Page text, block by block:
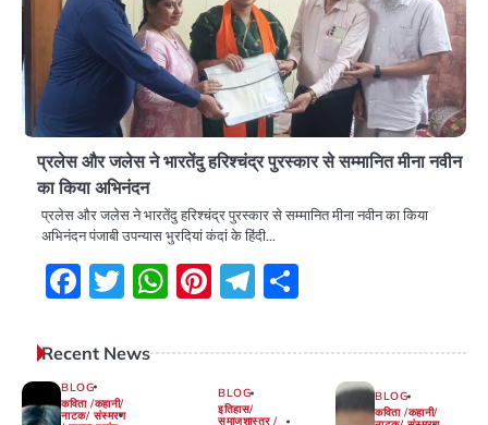
प्रलेस और जलेस ने भारतेंदु हरिश्चंद्र पुरस्कार से सम्मानित मीना नवीन
का किया अभिनंदन
प्रलेस और जलेस ने भारतेंदु हरिश्चंद्र पुरस्कार से सम्मानित मीना नवीन का किया
अभिनंदन पंजाबी उपन्यास भुरदियां कंदां के हिंदी…
Facebook
Twitter
WhatsApp
Pinterest
Telegram
Recent News
BLOG
कविता /कहानी/
नाटक/ संस्मरण
BLOG
इतिहास/
समाजशास्त्र /
BLOG
कविता /कहानी/